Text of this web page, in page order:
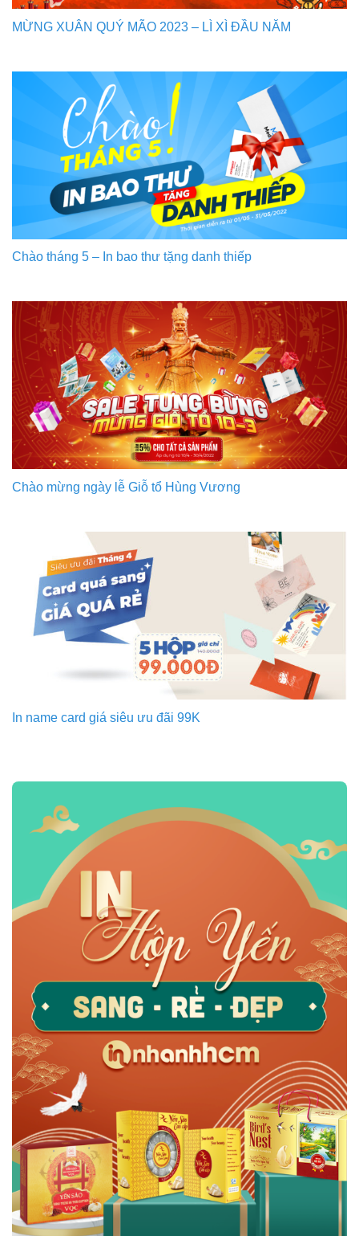
MỪNG XUÂN QUÝ MÃO 2023 – LÌ XÌ ĐẦU NĂM
Chào tháng 5 – In bao thư tặng danh thiếp
Chào mừng ngày lễ Giỗ tổ Hùng Vương
In name card giá siêu ưu đãi 99K